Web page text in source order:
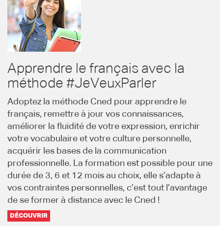
Apprendre le français avec la
méthode #JeVeuxParler
Adoptez la méthode Cned pour apprendre le
français, remettre à jour vos connaissances,
améliorer la fluidité de votre expression, enrichir
votre vocabulaire et votre culture personnelle,
acquérir les bases de la communication
professionnelle. La formation est possible pour une
durée de 3, 6 et 12 mois au choix, elle s’adapte à
vos contraintes personnelles, c’est tout l’avantage
de se former à distance avec le Cned !
DÉCOUVRIR